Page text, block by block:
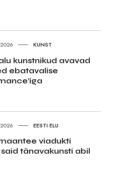
KUNST
kunstnikud avavad
ebatavalise
EESTI ELU
viadukti
tänavakunsti abil